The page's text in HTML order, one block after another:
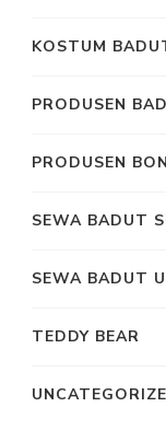
KOSTUM
PRODUSEN
PRODUSEN
SEWA BADUT
SEWA BADUT
TEDDY BEAR